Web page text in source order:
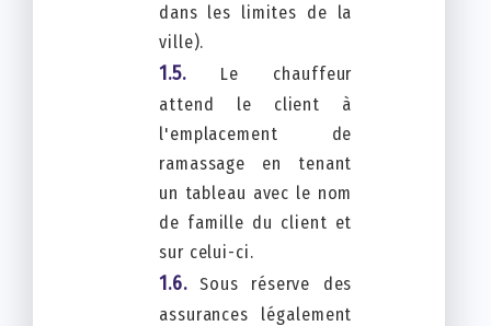
dans les limites de la
ville).
Le chauffeur
attend le client à
l'emplacement de
ramassage en tenant
un tableau avec le nom
de famille du client et
sur celui-ci.
Sous réserve des
assurances légalement